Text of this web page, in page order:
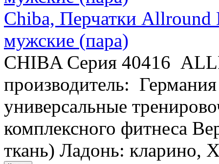
Chiba, Перчатки
мужские (пара)
CHIBA Серия 40416
производитель:
универсальные
комплексного фитнеса
ткань) Ладонь: кларино,